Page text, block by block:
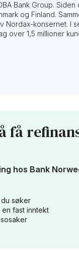
Bank Group.
og Finland.
Nordax-konsernet. I
over 1,5 millioner
få
hos Bank
søker
fast inntekt